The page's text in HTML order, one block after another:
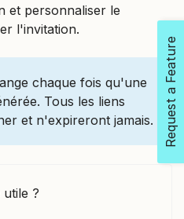
et personnaliser le
l'invitation.
chaque fois qu'une
Tous les liens
et n'expireront jamais.
?
Request a Feature